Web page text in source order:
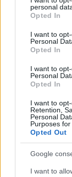
grant or deny
use your data
consent section.
personal
Opted In
I want to
Personal
Opted In
I want to
Personal
Opted In
I want to
Retention,
Personal
Purposes for
Opted Out
Google
I want to
Responsabilidad
Cuentas investiga
FISCO